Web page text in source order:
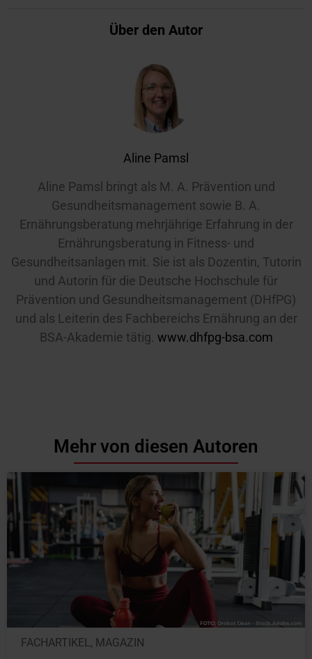
Über den Autor
Aline Pamsl
Aline Pamsl bringt als M. A. Prävention und
Gesundheitsmanagement sowie B. A.
Ernährungsberatung mehrjährige Erfahrung in der
Ernährungsberatung in Fitness- und
Gesundheitsanlagen mit. Sie ist als Dozentin, Tutorin
und Autorin für die Deutsche Hochschule für
Prävention und Gesundheitsmanagement (DHfPG)
und als Leiterin des Fachbereichs Ernährung an der
BSA-Akademie tätig. www.dhfpg-bsa.com
Mehr von diesen Autoren
FACHARTIKEL, MAGAZIN